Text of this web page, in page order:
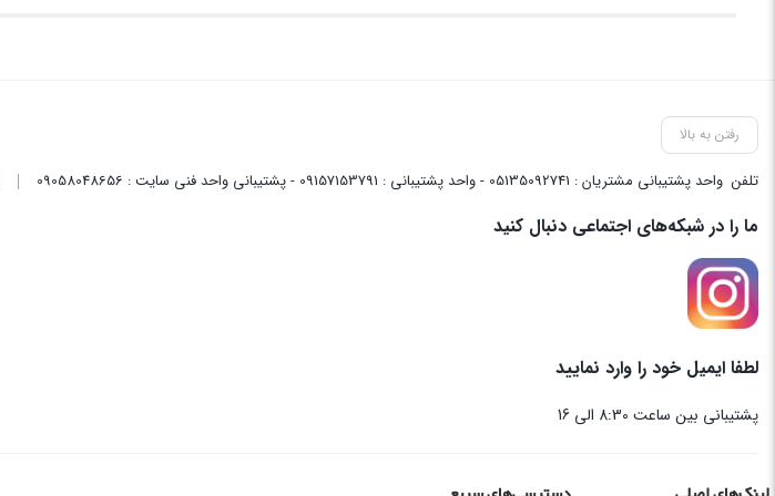
رفتن به بالا
تلفن واحد پشتیبانی مشتریان : 05135092741 - واحد پشتیبانی : 09157153791 - پشتیبانی واحد فنی سایت : 09058048656
ما را در شبکه‌های اجتماعی دنبال کنید
لطفا ایمیل خود را وارد نمایید
پشتیبانی بین ساعت 8:30 الی 16